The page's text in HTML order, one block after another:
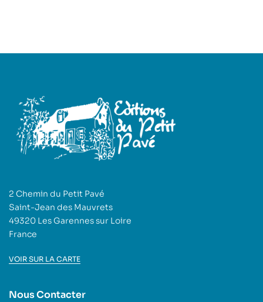
2 Chemin du Petit Pavé
Saint-Jean des Mauvrets
49320 Les Garennes sur Loire
France
VOIR SUR LA CARTE
Nous Contacter